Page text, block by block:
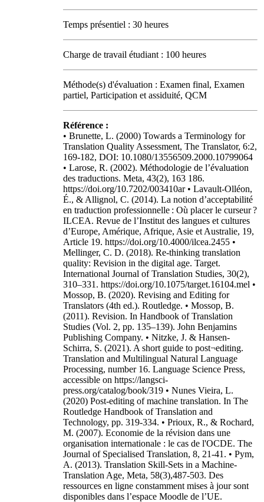
Temps présentiel : 30 heures
Charge de travail étudiant : 100 heures
Méthode(s) d'évaluation : Examen final, Examen
partiel, Participation et assiduité, QCM
Référence :
• Brunette, L. (2000) Towards a Terminology for
Translation Quality Assessment, The Translator, 6:2,
169-182, DOI: 10.1080/13556509.2000.10799064
• Larose, R. (2002). Méthodologie de l’évaluation
des traductions. Meta, 43(2), 163 186.
https://doi.org/10.7202/003410ar • Lavault-Olléon,
É., & Allignol, C. (2014). La notion d’acceptabilité
en traduction professionnelle : Où placer le curseur ?
ILCEA. Revue de l’Institut des langues et cultures
d’Europe, Amérique, Afrique, Asie et Australie, 19,
Article 19. https://doi.org/10.4000/ilcea.2455 •
Mellinger, C. D. (2018). Re-thinking translation
quality: Revision in the digital age. Target.
International Journal of Translation Studies, 30(2),
310–331. https://doi.org/10.1075/target.16104.mel •
Mossop, B. (2020). Revising and Editing for
Translators (4th ed.). Routledge. • Mossop, B.
(2011). Revision. In Handbook of Translation
Studies (Vol. 2, pp. 135–139). John Benjamins
Publishing Company. • Nitzke, J. & Hansen-
Schirra, S. (2021). A short guide to post¬editing.
Translation and Multilingual Natural Language
Processing, number 16. Language Science Press,
accessible on https://langsci-
press.org/catalog/book/319 • Nunes Vieira, L.
(2020) Post-editing of machine translation. In The
Routledge Handbook of Translation and
Technology, pp. 319-334. • Prioux, R., & Rochard,
M. (2007). Economie de la révision dans une
organisation internationale : le cas de l'OCDE. The
Journal of Specialised Translation, 8, 21-41. • Pym,
A. (2013). Translation Skill-Sets in a Machine-
Translation Age, Meta, 58(3),487-503. Des
ressources en ligne constamment mises à jour sont
disponibles dans l’espace Moodle de l’UE.